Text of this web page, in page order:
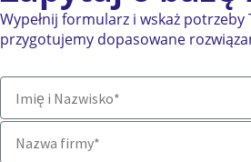
Wypełnij formularz i wskaż
przygotujemy dopasowane